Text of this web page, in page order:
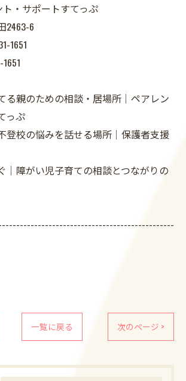
ト・サポートすてっぷ
2463-6
1651
親のための相談・居場所｜ペアレン
っぷ
校の悩みを話せる場所｜保護者支援
障がい児子育ての相談とつながりの
一覧に戻る 次のページ >